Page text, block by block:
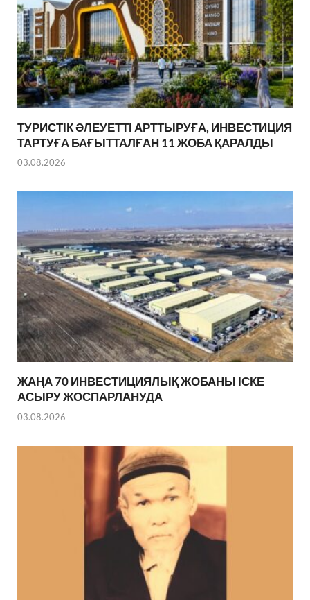
ТУРИСТІК ӘЛЕУЕТТІ АРТТЫРУҒА, ИНВЕСТИЦИЯ
ТАРТУҒА БАҒЫТТАЛҒАН 11 ЖОБА ҚАРАЛДЫ
03.08.2026
ЖАҢА 70 ИНВЕСТИЦИЯЛЫҚ ЖОБАНЫ ІСКЕ
АСЫРУ ЖОСПАРЛАНУДА
03.08.2026